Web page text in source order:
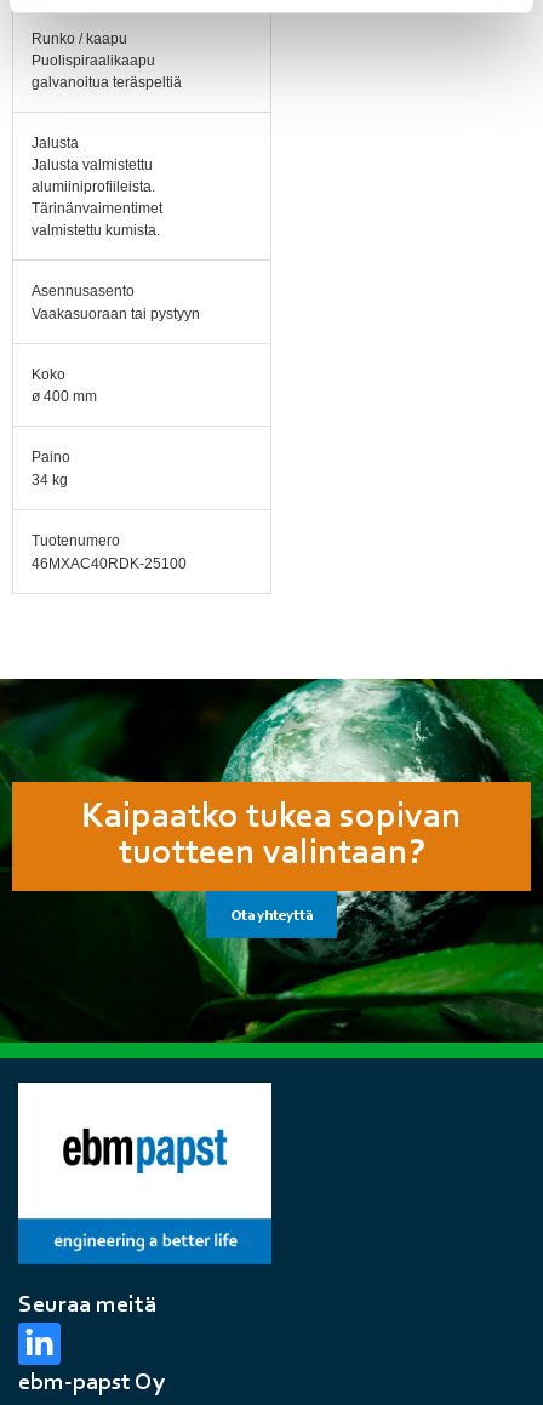
Runko / kaapu
Puolispiraalikaapu
galvanoitua teräspeltiä
Jalusta
Jalusta valmistettu
alumiiniprofiileista.
Tärinänvaimentimet
valmistettu kumista.
Asennusasento
Vaakasuoraan tai pystyyn
Koko
ø 400 mm
Paino
34 kg
Tuotenumero
46MXAC40RDK-25100
Kaipaatko tukea sopivan
tuotteen valintaan?
Ota yhteyttä
Seuraa meitä
ebm-papst Oy